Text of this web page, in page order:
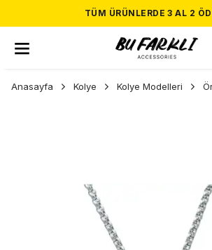
TÜM ÜRÜNLERDE 3 AL 2
Anasayfa Kolye Kolye Modelleri